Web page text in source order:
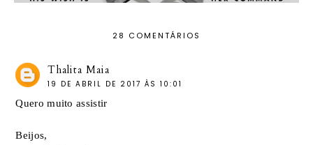
28 COMENTÁRIOS
Thalita Maia
19 DE ABRIL DE 2017 ÀS 10:01
Quero muito assistir
Beijos,